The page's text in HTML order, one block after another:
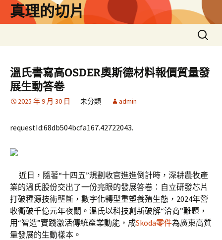
真理的切片
搜
尋
鍵
字:
溫氏書寫高OSDER奧斯德材料報價質量發
展生動答卷
2025 年 9 月 30 日 未分類 admin
requestId:68db504bcfa167.42722043.
近日，隨著“十四五”規劃收官進進倒計時，深耕農牧產
業的溫氏股份交出了一份亮眼的發展答卷：自立研發芯片
打破種源技術壟斷，數字化轉型重塑養殖生態，2024年營
收衝破千億元年夜關。溫氏以科技創新破解“洽商”難題，
用“智造”實踐激活傳統產業動能，成Skoda零件為廣東高質
量發展的生動樣本。